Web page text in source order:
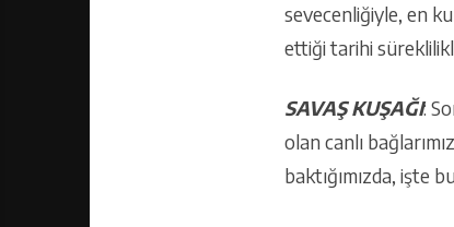
sevecenliğiyle, en
ettiği tarihi
SAVAŞ KUŞAĞI:
olan canlı
baktığımızda, işte